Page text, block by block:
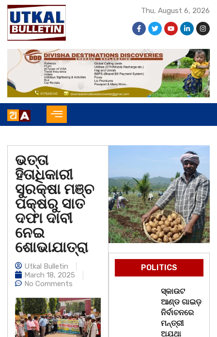
Thu, August 6, 2026
ଭତ୍ତା
ହିତାଧିକାରୀ
ସୁରକ୍ଷା ମଞ୍ଚ
ପକ୍ଷରୁ ସାତ
ଦଫା ଦାବୀ
ନେଇ
ଶୋଭାଯାତ୍ରା
Utkal Bulletin
March 18, 2025
No Comments
POLITICS
ସ୍କାଉଟ
ଆଣ୍ଡ ଗାଇଡ଼
ନିର୍ବାଚନରେ
ମନ୍ତ୍ରୀ
ଅଯଥା